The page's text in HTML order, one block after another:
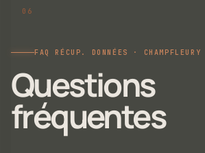
FAQ RÉCUP. DONNÉES · CHAMPFLEURY
Questions
fréquentes